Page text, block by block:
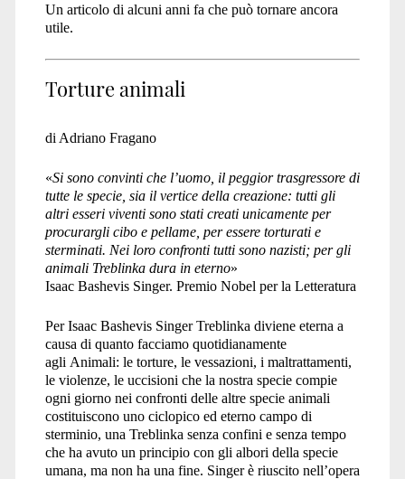
Un articolo di alcuni anni fa che può tornare ancora
utile.
Torture animali
di Adriano Fragano
«Si sono convinti che l’uomo, il peggior trasgressore di
tutte le specie, sia il vertice della creazione: tutti gli
altri esseri viventi sono stati creati unicamente per
procurargli cibo e pellame, per essere torturati e
sterminati. Nei loro confronti tutti sono nazisti; per gli
animali Treblinka dura in eterno»
Isaac Bashevis Singer. Premio Nobel per la Letteratura
Per Isaac Bashevis Singer Treblinka diviene eterna a
causa di quanto facciamo quotidianamente
agli Animali: le torture, le vessazioni, i maltrattamenti,
le violenze, le uccisioni che la nostra specie compie
ogni giorno nei confronti delle altre specie animali
costituiscono uno ciclopico ed eterno campo di
sterminio, una Treblinka senza confini e senza tempo
che ha avuto un principio con gli albori della specie
umana, ma non ha una fine. Singer è riuscito nell’opera